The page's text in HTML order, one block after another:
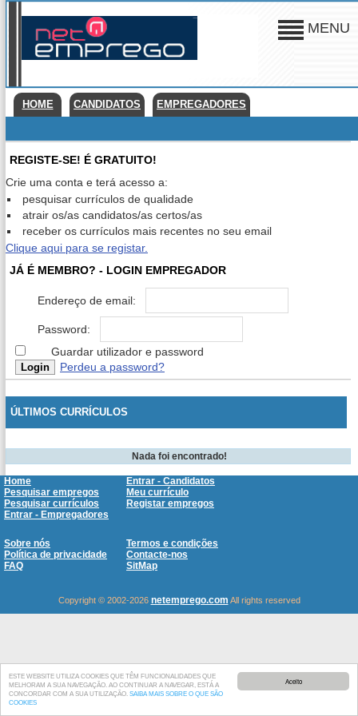
Aceito
ESTE WEBSITE UTILIZA COOKIES QUE TÊM FUNCIONALIDADES QUE
MELHORAM A SUA NAVEGAÇÃO. AO CONTINUAR A NAVEGAR, ESTÁ A
CONCORDAR COM A SUA UTILIZAÇÃO. SAIBA MAIS SOBRE O QUE SÃO
COOKIES
MENU
HOME CANDIDATOS EMPREGADORES
REGISTE-SE! É GRATUITO!
Crie uma conta e terá acesso a:
pesquisar currículos de qualidade
atrair os/as candidatos/as certos/as
receber os currículos mais recentes no seu email
Clique aqui para se registar.
JÁ É MEMBRO? - LOGIN EMPREGADOR
Endereço de email:
Password:
Guardar utilizador e password
Perdeu a password?
ÚLTIMOS CURRÍCULOS
Nada foi encontrado!
Home
Entrar - Candidatos
Pesquisar empregos
Meu currículo
Pesquisar currículos
Registar empregos
Entrar - Empregadores
Sobre nós
Termos e condições
Política de privacidade
Contacte-nos
FAQ
SitMap
Copyright © 2002-2026 netemprego.com All rights reserved